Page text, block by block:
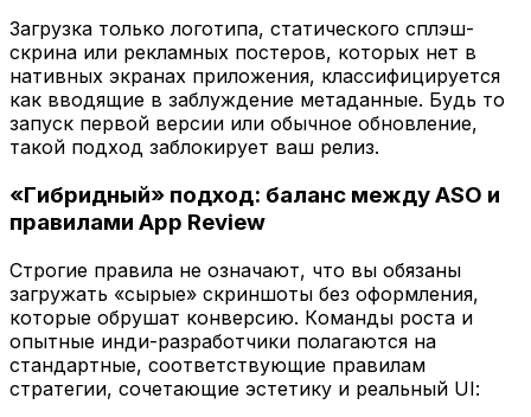
Загрузка только логотипа, статического сплэш-
скрина или рекламных постеров, которых нет в
нативных экранах приложения, классифицируется
как вводящие в заблуждение метаданные. Будь то
запуск первой версии или обычное обновление,
такой подход заблокирует ваш релиз.
«Гибридный» подход: баланс между ASO и
правилами App Review
Строгие правила не означают, что вы обязаны
загружать «сырые» скриншоты без оформления,
которые обрушат конверсию. Команды роста и
опытные инди-разработчики полагаются на
стандартные, соответствующие правилам
стратегии, сочетающие эстетику и реальный UI: